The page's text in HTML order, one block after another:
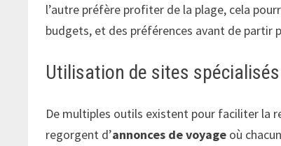
l’autre préfère profiter de la plage, cela
budgets, et des préférences avant de partir
Utilisation de sites
De multiples outils existent pour faciliter la
regorgent d’annonces de voyage où